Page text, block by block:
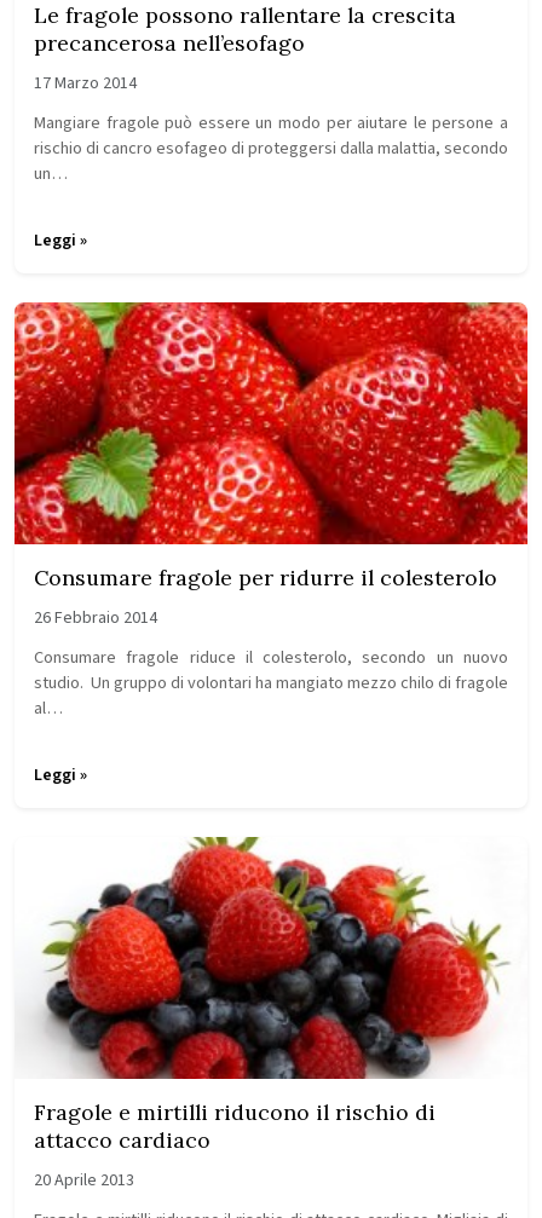
Le fragole possono rallentare la crescita
precancerosa nell’esofago
17 Marzo 2014
Mangiare fragole può essere un modo per aiutare le persone a
rischio di cancro esofageo di proteggersi dalla malattia, secondo
un…
Leggi »
Consumare fragole per ridurre il colesterolo
26 Febbraio 2014
Consumare fragole riduce il colesterolo, secondo un nuovo
studio. Un gruppo di volontari ha mangiato mezzo chilo di fragole
al…
Leggi »
Fragole e mirtilli riducono il rischio di
attacco cardiaco
20 Aprile 2013